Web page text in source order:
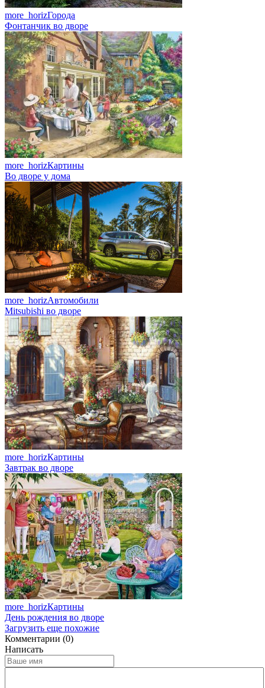
more_horizГорода
Фонтанчик во дворе
more_horizКартины
Во дворе у дома
more_horizАвтомобили
Mitsubishi во дворе
more_horizКартины
Завтрак во дворе
more_horizКартины
День рождения во дворе
Загрузить еще похожие
Комментарии (0)
Написать